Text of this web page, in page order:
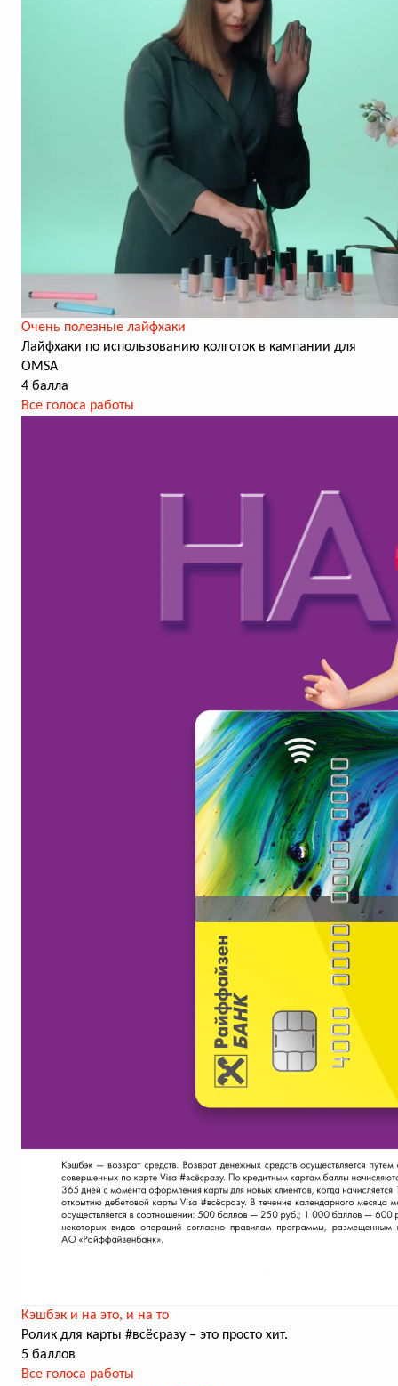
Очень полезные лайфхаки
Лайфхаки по использованию колготок в кампании для
OMSA
4 балла
Все голоса работы
Кэшбэк и на это, и на то
Ролик для карты #всёсразу – это просто хит.
5 баллов
Все голоса работы